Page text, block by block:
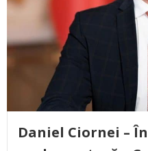
Daniel Ciornei –